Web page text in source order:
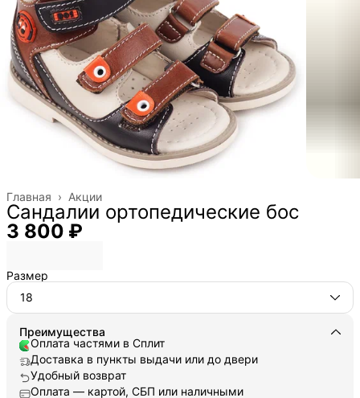
Акции
Главная ›
Сандалии ортопедические бос
3 800 ₽
Размер
18
Преимущества
Оплата частями в Сплит
Доставка в пункты выдачи или до двери
Удобный возврат
Оплата — картой, СБП или наличными